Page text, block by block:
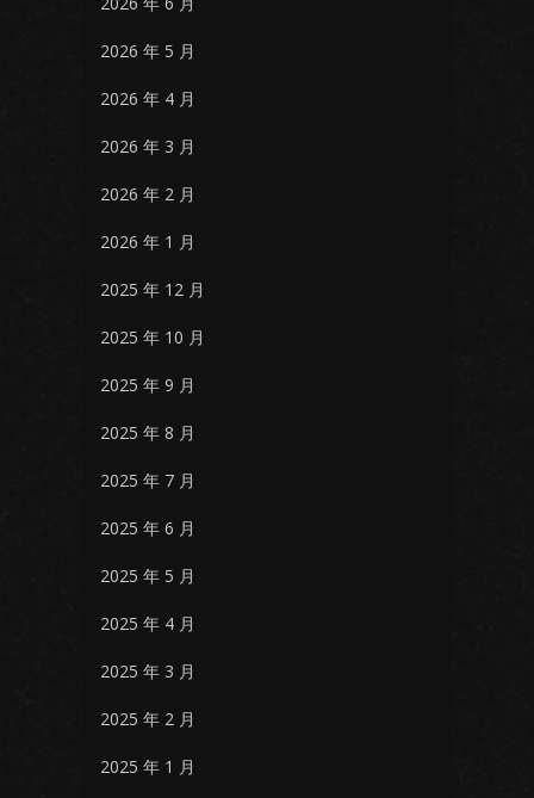
2026 年 5 月
2026 年 4 月
2026 年 3 月
2026 年 2 月
2026 年 1 月
2025 年 12 月
2025 年 10 月
2025 年 9 月
2025 年 8 月
2025 年 7 月
2025 年 6 月
2025 年 5 月
2025 年 4 月
2025 年 3 月
2025 年 2 月
2025 年 1 月